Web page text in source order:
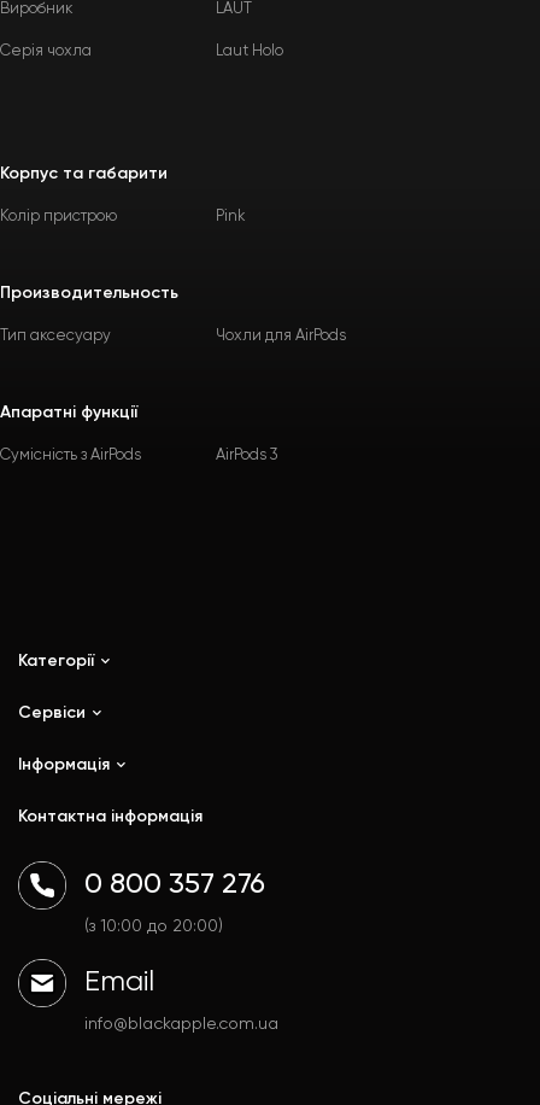
Виробник LAUT
Серія чохла Laut Holo
Корпус та габарити
Колір пристрою Pink
Производительность
Тип аксесуару Чохли для AirPods
Апаратні функції
Сумісність з AirPods AirPods 3
Категорії
iPhone
iPad
Watch
Гаджети
Аксесуари
Сервіси
Ремонт
Trade In
Інформація
Доставка і оплата
Договір публічної оферти
Політика конфіденційності
Контактна інформація
0 800 357 276
(з 10:00 до 20:00)
Email
info@blackapple.com.ua
Соціальні мережі